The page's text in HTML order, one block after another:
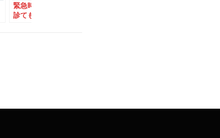
緊急時にお医者さんに
診てもらう方法